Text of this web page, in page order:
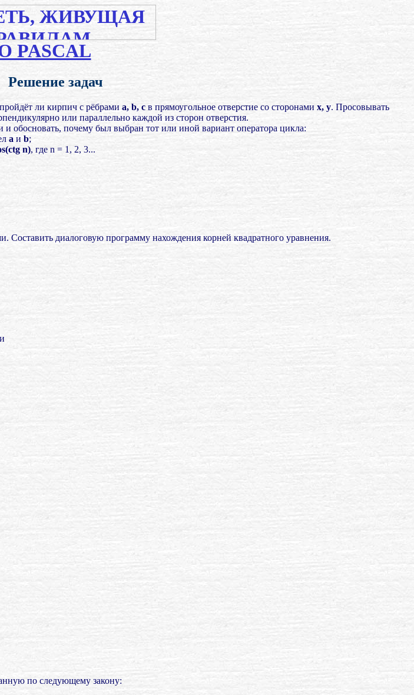
PASCAL
Решение задач
ли кирпич с рёбрами a, b, c в прямоугольное отверстие со сторонами х, у. Просовывать
или параллельно каждой из сторон отверстия.
обосновать, почему был выбран тот или иной вариант оператора цикла:
а и b;
n), где n = 1, 2, 3...
Составить диалоговую программу нахождения корней квадратного уравнения.
по следующему закону: